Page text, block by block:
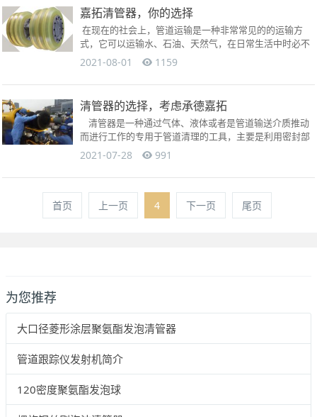
嘉拓清管器，你的选择
在现在的社会上，管道运输是一种非常常见的的运输方
式，它可以运输水、石油、天然气，在日常生活中时必不
可少的。但是如果管道堵塞了该怎么办呢？清管器就是清
理...
2021-08-01 1159
清管器的选择，考虑承德嘉拓
清管器是一种通过气体、液体或者是管道输送介质推动
而进行工作的专用于管道清理的工具，主要是利用密封部
件所具有的刮削以及气体或液...
2021-07-28 991
首页 上一页 4 下一页 尾页
为您推荐
大口径菱形涂层聚氨酯发泡清管器
管道跟踪仪发射机简介
120密度聚氨酯发泡球